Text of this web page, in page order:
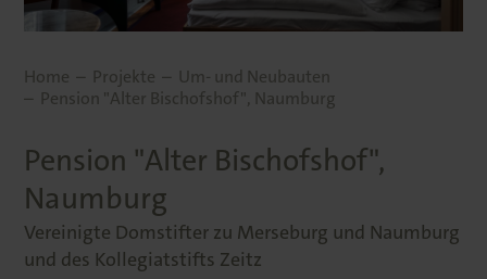
Home Projekte
Um- und Neubauten
Pension "Alter Bischofshof", Naumburg
Pension "Alter Bischofshof",
Naumburg
Vereinigte Domstifter zu Merseburg und Naumburg
und des Kollegiatstifts Zeitz